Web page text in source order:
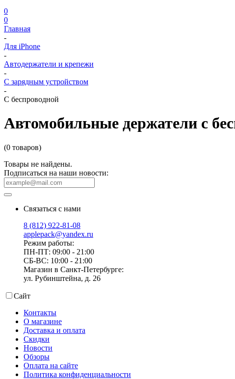
0
0
Главная
-
Для iPhone
-
Автодержатели и крепежи
-
С зарядным устройством
-
С беспроводной
Автомобильные держатели с
(0 товаров)
Товары не найдены.
Подписаться на наши новости:
Связаться с нами
8 (812) 922-81-08
applepack@yandex.ru
Режим работы:
ПН-ПТ: 09:00 - 21:00
СБ-ВС: 10:00 - 21:00
Магазин в Санкт-Петербурге:
ул. Рубинштейна, д. 26
Сайт
Контакты
О магазине
Доставка и оплата
Скидки
Новости
Обзоры
Оплата на сайте
Политика конфиденциальности